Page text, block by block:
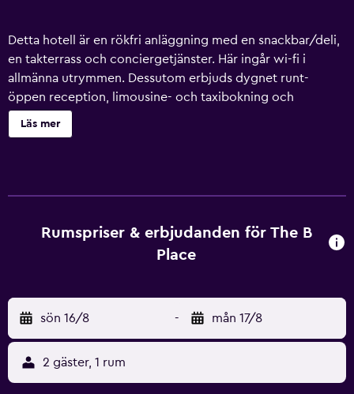
Detta hotell är en rökfri anläggning med en snackbar/deli,
en takterrass och conciergetjänster. Här ingår wi-fi i
allmänna utrymmen. Dessutom erbjuds dygnet runt-
öppen reception, limousine- och taxibokning och
expressutcheckning. The B Place Hotel erbjuder 26 rum
med minibar och värdeförvaringsskåp. LCD-tv med
Läs mer
Rumspriser & erbjudanden för The B
Place
sön 16/8 - mån 17/8
2 gäster, 1 rum